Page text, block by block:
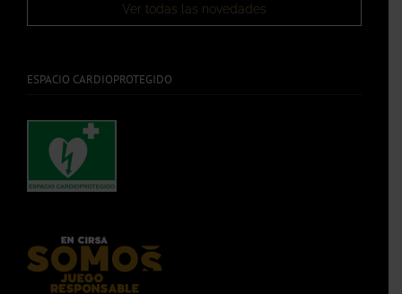
Ver todas las novedades
ESPACIO CARDIOPROTEGIDO